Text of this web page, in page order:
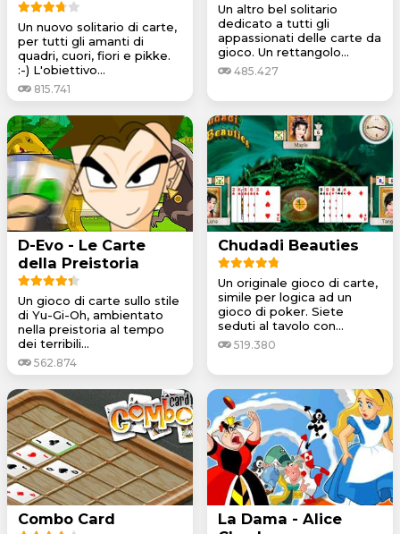
Un nuovo solitario di carte,
per tutti gli amanti di
quadri, cuori, fiori e pikke.
:-) L'obiettivo...
815.741
Un altro bel solitario
dedicato a tutti gli
appassionati delle carte da
gioco. Un rettangolo...
485.427
D-Evo - Le Carte
della Preistoria
Un gioco di carte sullo stile
di Yu-Gi-Oh, ambientato
nella preistoria al tempo
dei terribili...
562.874
Chudadi Beauties
Un originale gioco di carte,
simile per logica ad un
gioco di poker. Siete
seduti al tavolo con...
519.380
Combo Card
La Dama - Alice